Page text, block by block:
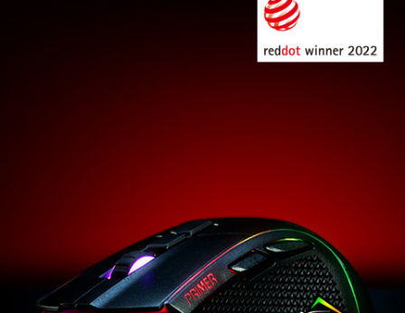
순한 마우스를 좋아하는 베테랑에게도, 게임 기량을 높여
줄 마우스를 찾는 초보자에게도, XPG PRIMER는 탁월한
선택입니다. 클릭 수명 2천만 회 등급의 Omron 스위치, 최
대 12000 DPI 광학 센서, 편안함, 정확도, 내구성, 스킬을
위한 풍부한 디자인 요소 모두를 갖춘 XPG PRIMER로 플